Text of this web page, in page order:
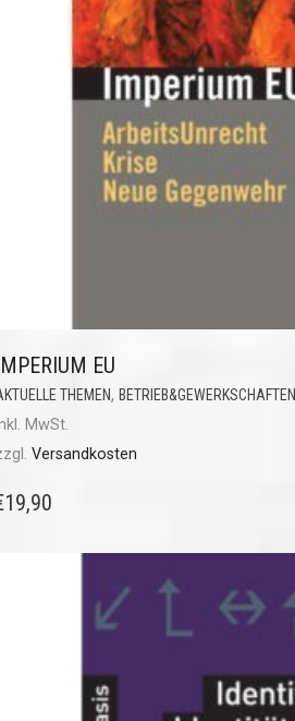
EU
THEMEN, BETRIEB&GEWERKSCHAFTEN
MwSt.
Versandkosten
19,90